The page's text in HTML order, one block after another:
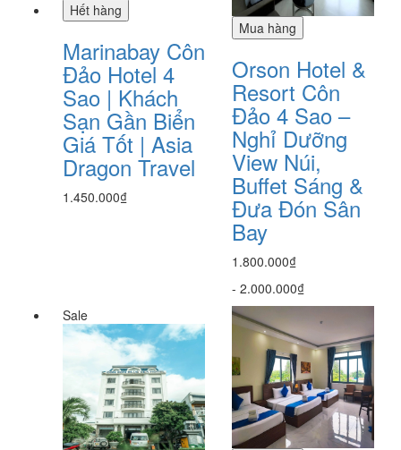
Hết hàng
Marinabay Côn
Đảo Hotel 4
Sao | Khách
Sạn Gần Biển
Giá Tốt | Asia
Dragon Travel
1.450.000₫
Mua hàng
Orson Hotel &
Resort Côn
Đảo 4 Sao –
Nghỉ Dưỡng
View Núi,
Buffet Sáng &
Đưa Đón Sân
Bay
1.800.000₫
- 2.000.000₫
Sale